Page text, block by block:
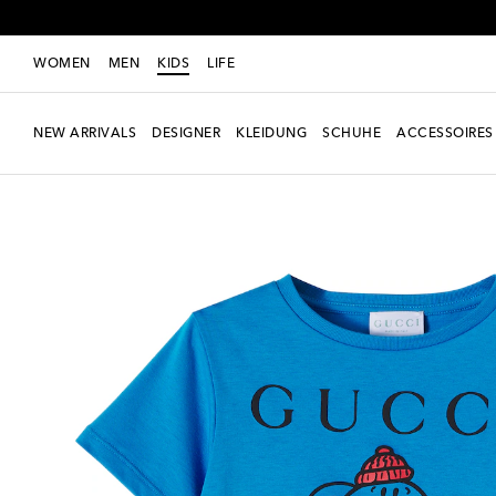
WOMEN MEN KIDS LIFE
NEW ARRIVALS DESIGNER KLEIDUNG SCHUHE ACCESSOIRES